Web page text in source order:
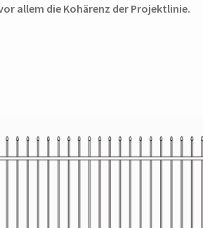
allem die Kohärenz der Projektlinie.